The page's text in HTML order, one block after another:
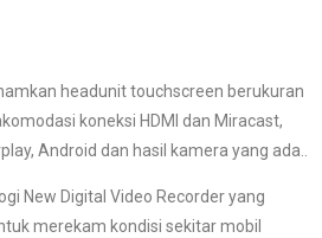
headunit touchscreen berukuran
koneksi HDMI dan Miracast,
Android dan hasil kamera yang ada..
New Digital Video Recorder yang
merekam kondisi sekitar mobil